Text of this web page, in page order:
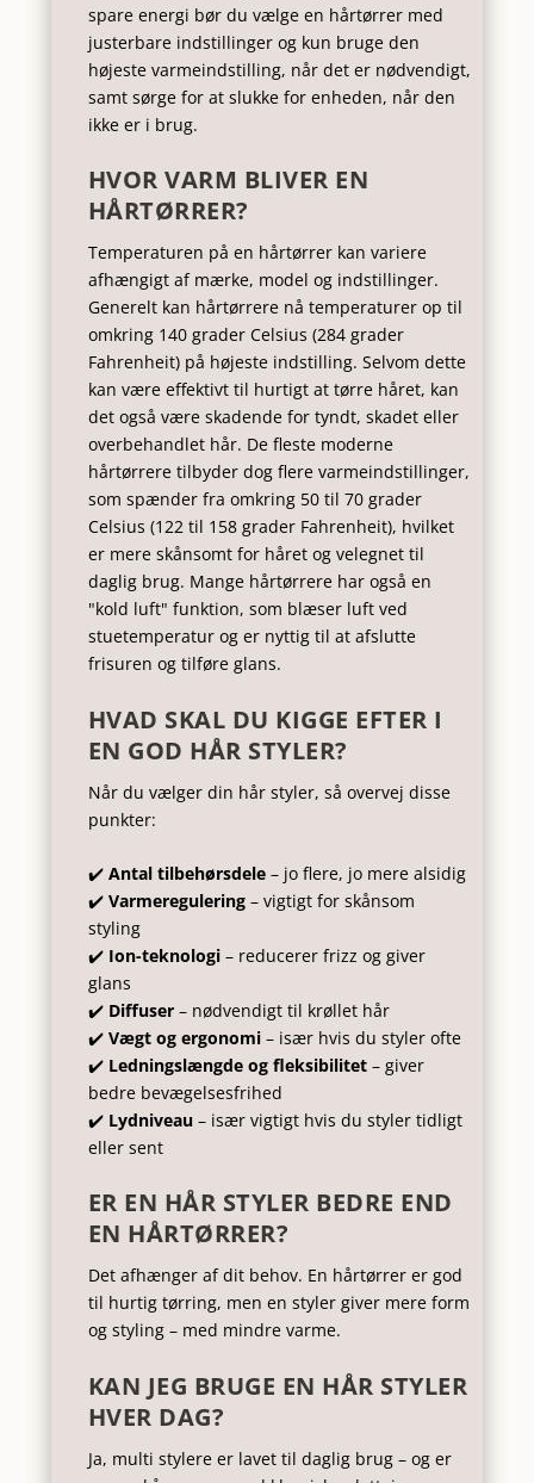
spare energi bør du vælge en hårtørrer med
justerbare indstillinger og kun bruge den
højeste varmeindstilling, når det er nødvendigt,
samt sørge for at slukke for enheden, når den
ikke er i brug.
HVOR VARM BLIVER EN
HÅRTØRRER?
Temperaturen på en hårtørrer kan variere
afhængigt af mærke, model og indstillinger.
Generelt kan hårtørrere nå temperaturer op til
omkring 140 grader Celsius (284 grader
Fahrenheit) på højeste indstilling. Selvom dette
kan være effektivt til hurtigt at tørre håret, kan
det også være skadende for tyndt, skadet eller
overbehandlet hår. De fleste moderne
hårtørrere tilbyder dog flere varmeindstillinger,
som spænder fra omkring 50 til 70 grader
Celsius (122 til 158 grader Fahrenheit), hvilket
er mere skånsomt for håret og velegnet til
daglig brug. Mange hårtørrere har også en
"kold luft" funktion, som blæser luft ved
stuetemperatur og er nyttig til at afslutte
frisuren og tilføre glans.
HVAD SKAL DU KIGGE EFTER I
EN GOD HÅR STYLER?
Når du vælger din hår styler, så overvej disse
punkter:
✔️ Antal tilbehørsdele– jo flere, jo mere alsidig
✔️ Varmeregulering– vigtigt for skånsom
styling
✔️ Ion-teknologi– reducerer frizz og giver
glans
✔️ Diffuser– nødvendigt til krøllet hår
✔️ Vægt og ergonomi– især hvis du styler ofte
✔️ Ledningslængde og fleksibilitet– giver
bedre bevægelsesfrihed
✔️ Lydniveau– især vigtigt hvis du styler tidligt
eller sent
ER EN HÅR STYLER BEDRE END
EN HÅRTØRRER?
Det afhænger af dit behov. En hårtørrer er god
til hurtig tørring, men en styler giver mere form
og styling – med mindre varme.
KAN JEG BRUGE EN HÅR STYLER
HVER DAG?
Ja, multi stylere er lavet til daglig brug – og er